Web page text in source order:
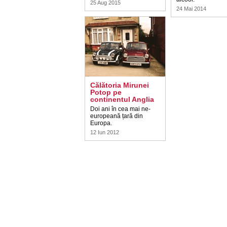
25 Aug 2015
Călătoria Mirunei
Potop pe
continentul Anglia
Doi ani în cea mai ne-
europeană țară din
Europa.
12 Iun 2012
24 Mai 2014